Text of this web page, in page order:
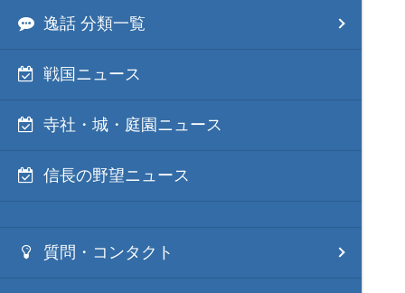
逸話 分類一覧
戦国ニュース
寺社・城・庭園ニュース
信長の野望ニュース
質問・コンタクト